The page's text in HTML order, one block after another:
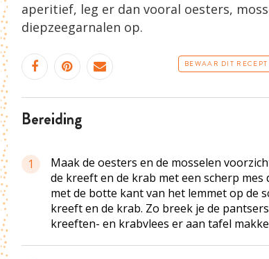
aperitief, leg er dan vooral oesters,
diepzeegarnalen op.
BEWAAR DIT RECEPT
bereiding
1
Maak de oesters en de mosselen
de kreeft en de krab met een scherp mes
met de botte kant van het lemmet op de
kreeft en de krab. Zo breek je de
kreeften- en krabvlees er aan tafel